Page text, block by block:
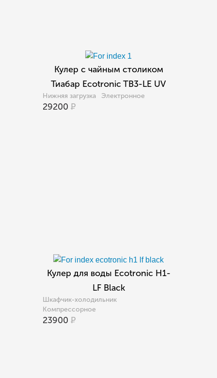
Кулер с чайным столиком
Тиабар Ecotronic TB3-LE UV
Нижняя загрузка Электронное
29200 Р
Кулер для воды Ecotronic H1-
LF Black
Шкафчик-холодильник
Компрессорное
23900 Р